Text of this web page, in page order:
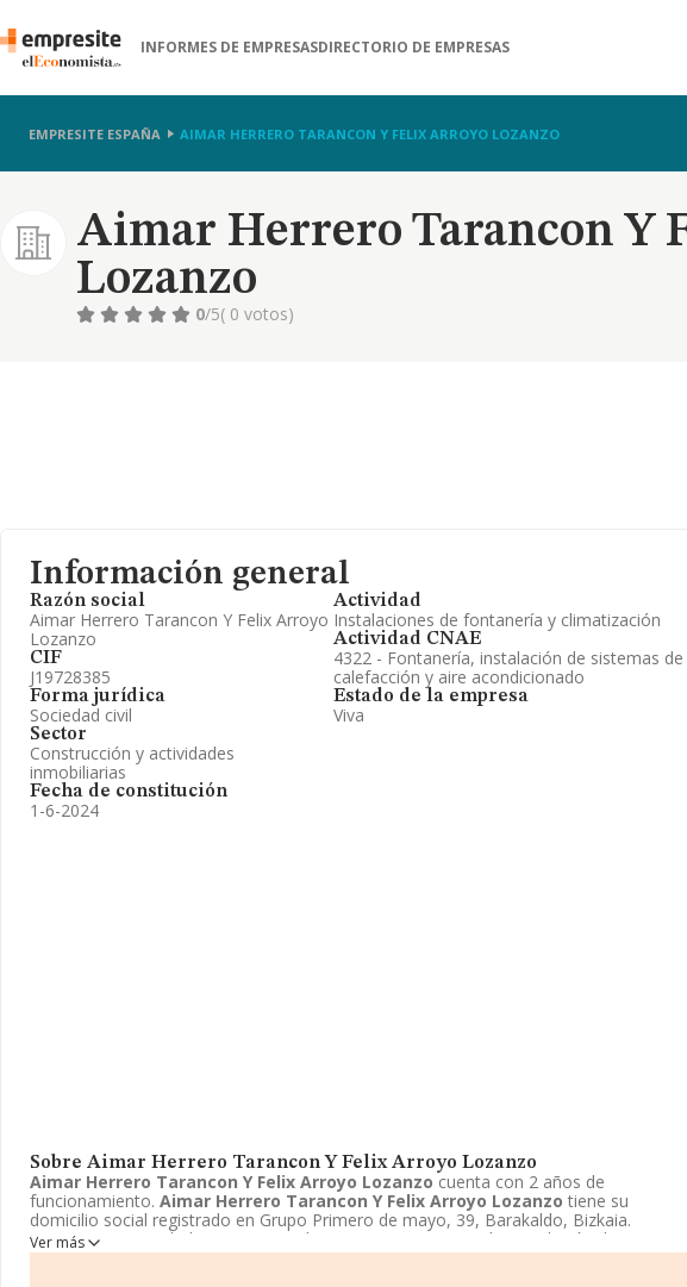
INFORMES DE EMPRESASDIRECTORIO DE EMPRESAS
EMPRESITE ESPAÑA AIMAR HERRERO TARANCON Y FELIX ARROYO LOZANZO
Aimar Herrero Tarancon Y
Lozanzo
0/5( 0 votos)
Información general
Razón social
Aimar Herrero Tarancon Y Felix Arroyo
Lozanzo
CIF
J19728385
Forma jurídica
Sociedad civil
Sector
Construcción y actividades
inmobiliarias
Fecha de constitución
1-6-2024
Actividad
Instalaciones de fontanería y climatización
Actividad CNAE
4322 - Fontanería, instalación de sistemas de
calefacción y aire acondicionado
Estado de la empresa
Viva
Sobre Aimar Herrero Tarancon Y Felix Arroyo Lozanzo
Aimar Herrero Tarancon Y Felix Arroyo Lozanzo cuenta con 2 años de
funcionamiento. Aimar Herrero Tarancon Y Felix Arroyo Lozanzo tiene su
domicilio social registrado en Grupo Primero de mayo, 39, Barakaldo, Bizkaia.
Enmarca su actividad CNAE principal como 4322 - Fontanería, instalación de sistemas
de calefacción y aire acondicionado.Aimar Herrero Tarancon Y Felix Arroyo
Ver más